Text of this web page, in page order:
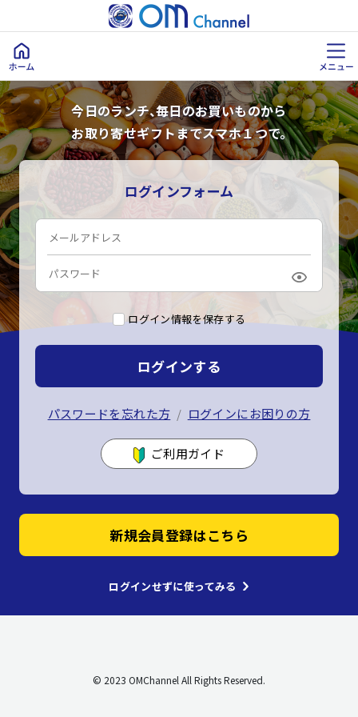
今日のランチ、毎日のお買いものから
お取り寄せギフトまでスマホ１つで。
ログインフォーム
ログイン情報を保存する
ログインする
パスワードを忘れた方 ログインにお困りの方
ご利用ガイド
新規会員登録はこちら
ログインせずに使ってみる
© 2023 OMChannel All Rights Reserved.